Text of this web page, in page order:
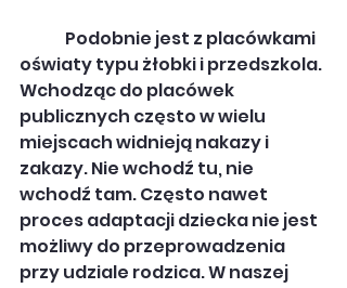
Podobnie jest z placówkami
oświaty typu żłobki i przedszkola.
Wchodząc do placówek
publicznych często w wielu
miejscach widnieją nakazy i
zakazy. Nie wchodź tu, nie
wchodź tam. Często nawet
proces adaptacji dziecka nie jest
możliwy do przeprowadzenia
przy udziale rodzica. W naszej